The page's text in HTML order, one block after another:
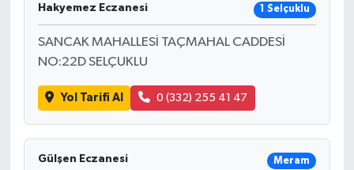
Hakyemez Eczanesi 1 Selçuklu
SANCAK MAHALLESİ TAÇMAHAL CADDESİ
NO:22D SELÇUKLU
Yol Tarifi Al 0 (332) 255 41 47
Gülşen Eczanesi Meram